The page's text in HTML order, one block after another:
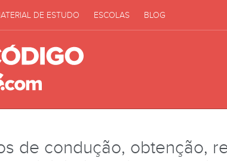
DE ESTUDO ESCOLAS BLOG
de condução, obtenção,